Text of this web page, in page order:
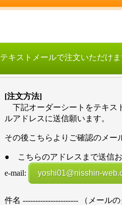
テキストメールで注文いただけま
[注文方法]
下記オーダーシートをテキス
ルアドレスに送信願います。
その後こちらよりご確認のメー
● こちらのアドレスまで送信
e-mail:
yoshi01@nisshin-
件名 ---------------------- （メール